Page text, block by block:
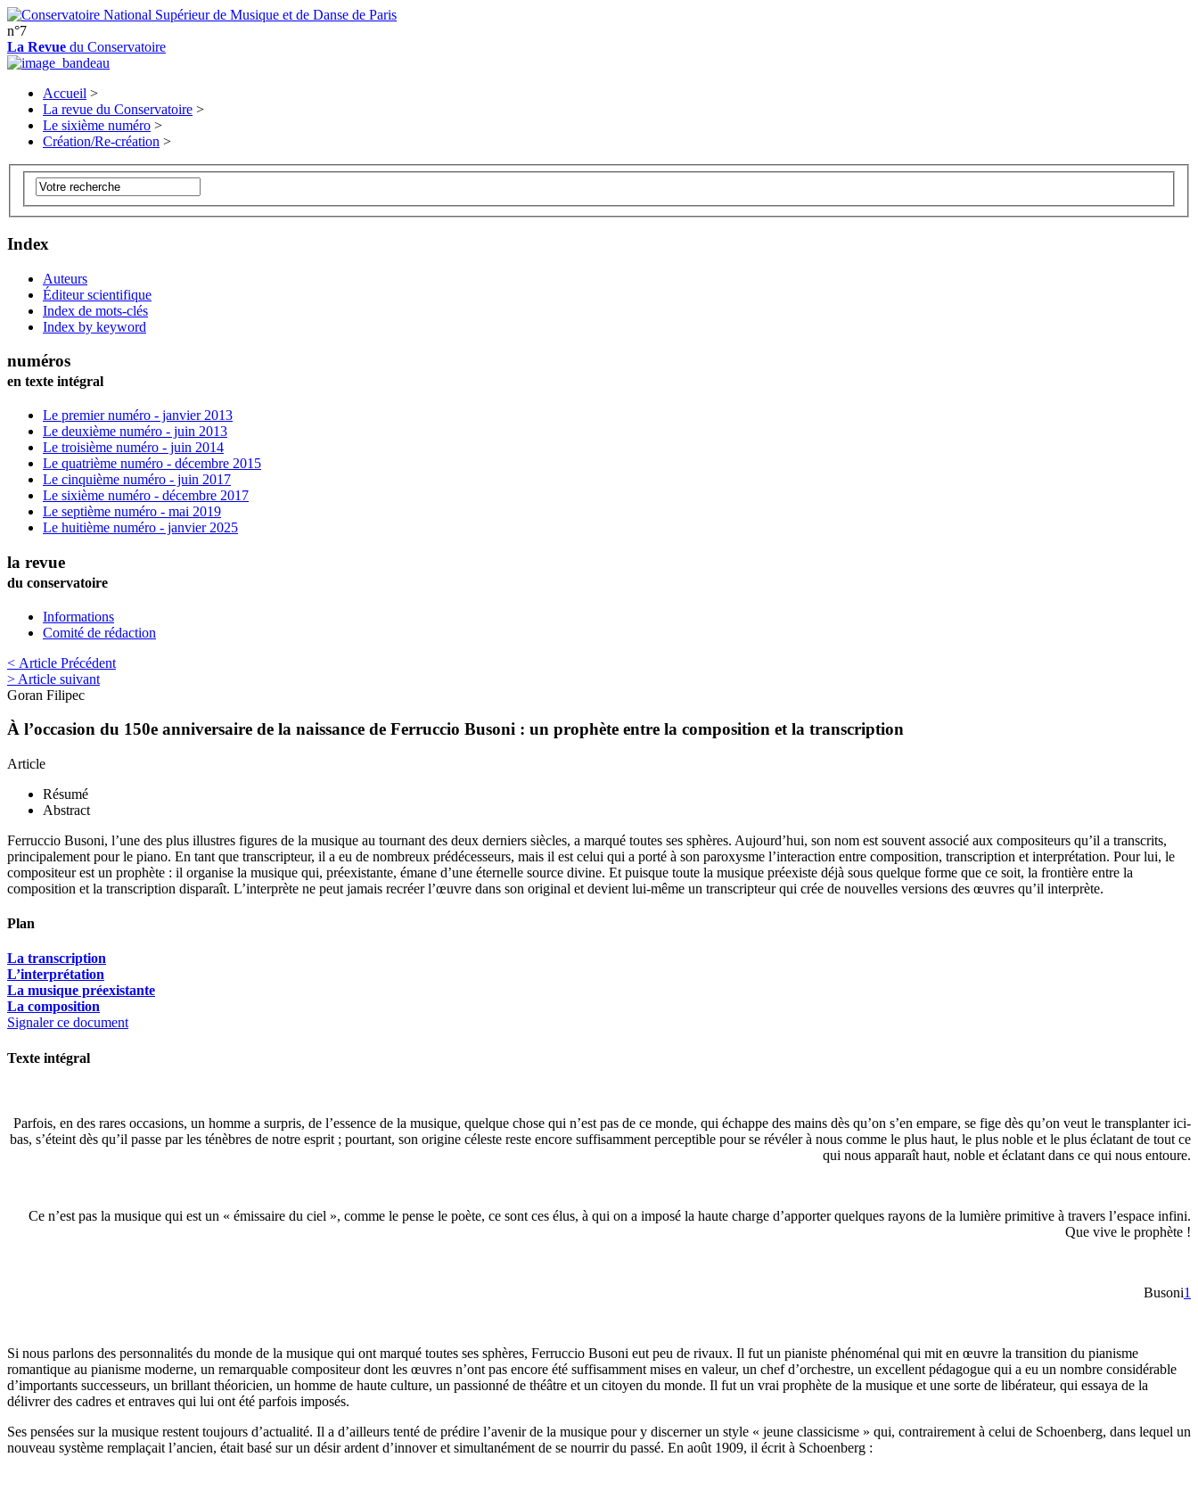
n°7
La Revue du Conservatoire
Accueil >
La revue du Conservatoire >
Le sixième numéro >
Création/Re-création >
Index
Auteurs
Éditeur scientifique
Index de mots-clés
Index by keyword
numéros
en texte intégral
Le premier numéro - janvier 2013
Le deuxième numéro - juin 2013
Le troisième numéro - juin 2014
Le quatrième numéro - décembre 2015
Le cinquième numéro - juin 2017
Le sixième numéro - décembre 2017
Le septième numéro - mai 2019
Le huitième numéro - janvier 2025
la revue
du conservatoire
Informations
Comité de rédaction
< Article Précédent
> Article suivant
Goran Filipec
À l’occasion du 150e anniversaire de la naissance de Ferruccio Busoni : un prophète entre la composition et la transcription
Article
Résumé
Abstract
Ferruccio Busoni, l’une des plus illustres figures de la musique au tournant des deux derniers siècles, a marqué toutes ses sphères. Aujourd’hui, son nom est souvent associé aux compositeurs qu’il a transcrits,
principalement pour le piano. En tant que transcripteur, il a eu de nombreux prédécesseurs, mais il est celui qui a porté à son paroxysme l’interaction entre composition, transcription et interprétation. Pour lui, le
compositeur est un prophète : il organise la musique qui, préexistante, émane d’une éternelle source divine. Et puisque toute la musique préexiste déjà sous quelque forme que ce soit, la frontière entre la
composition et la transcription disparaît. L’interprète ne peut jamais recréer l’œuvre dans son original et devient lui-même un transcripteur qui crée de nouvelles versions des œuvres qu’il interprète.
Plan
La transcription
L’interprétation
La musique préexistante
La composition
Signaler ce document
Texte intégral
Parfois, en des rares occasions, un homme a surpris, de l’essence de la musique, quelque chose qui n’est pas de ce monde, qui échappe des mains dès qu’on s’en empare, se fige dès qu’on veut le transplanter ici-
bas, s’éteint dès qu’il passe par les ténèbres de notre esprit ; pourtant, son origine céleste reste encore suffisamment perceptible pour se révéler à nous comme le plus haut, le plus noble et le plus éclatant de tout ce
qui nous apparaît haut, noble et éclatant dans ce qui nous entoure.
Ce n’est pas la musique qui est un « émissaire du ciel », comme le pense le poète, ce sont ces élus, à qui on a imposé la haute charge d’apporter quelques rayons de la lumière primitive à travers l’espace infini.
Que vive le prophète !
Busoni1
Si nous parlons des personnalités du monde de la musique qui ont marqué toutes ses sphères, Ferruccio Busoni eut peu de rivaux. Il fut un pianiste phénoménal qui mit en œuvre la transition du pianisme
romantique au pianisme moderne, un remarquable compositeur dont les œuvres n’ont pas encore été suffisamment mises en valeur, un chef d’orchestre, un excellent pédagogue qui a eu un nombre considérable
d’importants successeurs, un brillant théoricien, un homme de haute culture, un passionné de théâtre et un citoyen du monde. Il fut un vrai prophète de la musique et une sorte de libérateur, qui essaya de la
délivrer des cadres et entraves qui lui ont été parfois imposés.
Ses pensées sur la musique restent toujours d’actualité. Il a d’ailleurs tenté de prédire l’avenir de la musique pour y discerner un style « jeune classicisme » qui, contrairement à celui de Schoenberg, dans lequel un
nouveau système remplaçait l’ancien, était basé sur un désir ardent d’innover et simultanément de se nourrir du passé. En août 1909, il écrit à Schoenberg :